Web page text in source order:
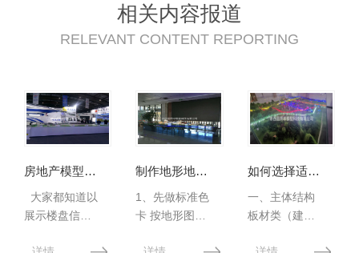
相关内容报道
RELEVANT CONTENT REPORTING
房地产模型制作一站式制作服务~
大家都知道以
展示楼盘信息
制作地形地貌沙盘模型时如何 颜色的准确性
1、先做标准色
卡 按地形图、
如何选择适合建筑模型制作的材料
一、主体结构
板材类（建筑